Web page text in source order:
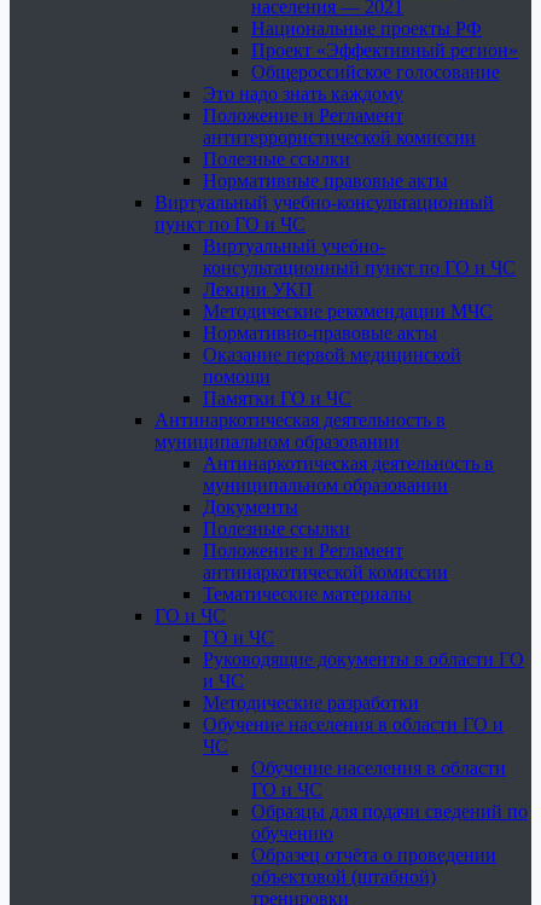
населения — 2021
Национальные проекты РФ
Проект «Эффективный регион»
Общероссийское голосование
Это надо знать каждому
Положение и Регламент
антитеррористической комиссии
Полезные ссылки
Нормативные правовые акты
Виртуальный учебно-консультационный
пункт по ГО и ЧС
Виртуальный учебно-
консультационный пункт по ГО и ЧС
Лекции УКП
Методические рекомендации МЧС
Нормативно-правовые акты
Оказание первой медицинской
помощи
Памятки ГО и ЧС
Антинаркотическая деятельность в
муниципальном образовании
Антинаркотическая деятельность в
муниципальном образовании
Документы
Полезные ссылки
Положение и Регламент
антинаркотической комиссии
Тематические материалы
ГО и ЧС
ГО и ЧС
Руководящие документы в области ГО
и ЧС
Методические разработки
Обучение населения в области ГО и
ЧС
Обучение населения в области
ГО и ЧС
Образцы для подачи сведений по
обучению
Образец отчёта о проведении
объектовой (штабной)
тренировки